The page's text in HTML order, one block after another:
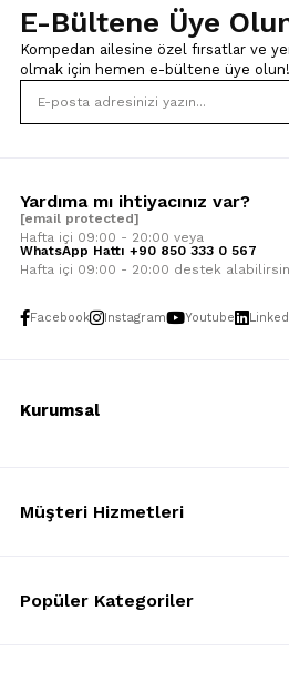
E-Bültene Üye
Kompedan ailesine özel fırsatlar ve
olmak için hemen e-bültene üye olun!
Yardıma mı ihtiyacınız var?
[email protected]
Hafta içi 09:00 - 20:00 veya
WhatsApp Hattı +90 850 333 0 567
Hafta içi 09:00 - 20:00 destek
Facebook Instagram Youtube
Kurumsal
Müşteri Hizmetleri
Popüler Kategoriler